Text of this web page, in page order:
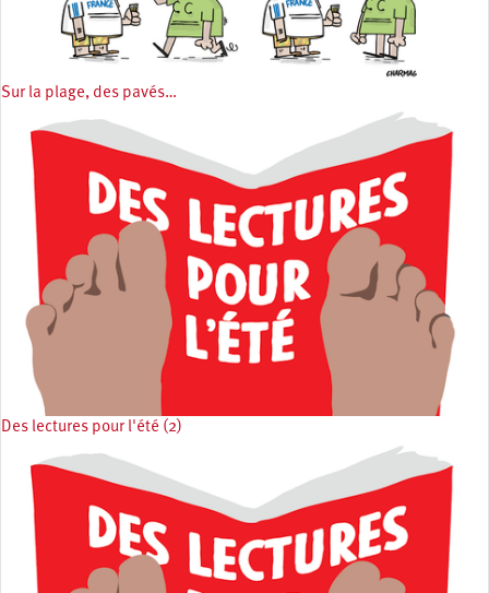
Sur la plage, des pavés…
Des lectures pour l'été (2)